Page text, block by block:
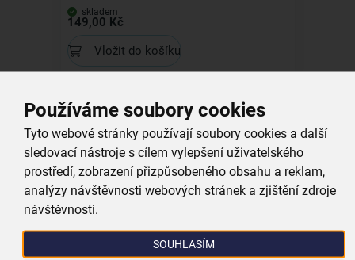
Používáme soubory cookies
Tyto webové stránky používají soubory cookies a další
sledovací nástroje s cílem vylepšení uživatelského
prostředí, zobrazení přizpůsobeného obsahu a reklam,
analýzy návštěvnosti webových stránek a zjištění zdroje
návštěvnosti.
SOUHLASÍM
skladem
149,00 Kč
Vložit do košíku
Servírovací tác pr. 28 cm
skladem